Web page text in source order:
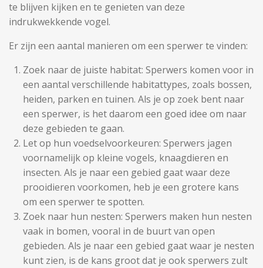
te blijven kijken en te genieten van deze
indrukwekkende vogel.
Er zijn een aantal manieren om een sperwer te vinden:
Zoek naar de juiste habitat: Sperwers komen voor in
een aantal verschillende habitattypes, zoals bossen,
heiden, parken en tuinen. Als je op zoek bent naar
een sperwer, is het daarom een goed idee om naar
deze gebieden te gaan.
Let op hun voedselvoorkeuren: Sperwers jagen
voornamelijk op kleine vogels, knaagdieren en
insecten. Als je naar een gebied gaat waar deze
prooidieren voorkomen, heb je een grotere kans
om een sperwer te spotten.
Zoek naar hun nesten: Sperwers maken hun nesten
vaak in bomen, vooral in de buurt van open
gebieden. Als je naar een gebied gaat waar je nesten
kunt zien, is de kans groot dat je ook sperwers zult